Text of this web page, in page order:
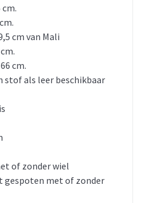
cm.
cm van Mali
cm.
stof als leer beschikbaar
of zonder wiel
gespoten met of zonder